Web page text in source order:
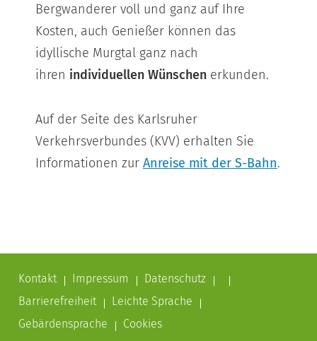
Bergwanderer voll und ganz auf Ihre
Kosten, auch Genießer können das
idyllische Murgtal ganz nach
ihren individuellen Wünschen erkunden.
Auf der Seite des Karlsruher
Verkehrsverbundes (KVV) erhalten Sie
Informationen zur Anreise mit der S-Bahn.
Kontakt Impressum
Datenschutz
Barrierefreiheit
Leichte Sprache
Gebärdensprache
Cookies